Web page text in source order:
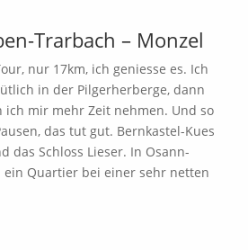
Trarbach – Monzel
nur 17km, ich geniesse es. Ich
in der Pilgerherberge, dann
ich mir mehr Zeit nehmen. Und so
das tut gut. Bernkastel-Kues
das Schloss Lieser. In Osann-
ein Quartier bei einer sehr netten